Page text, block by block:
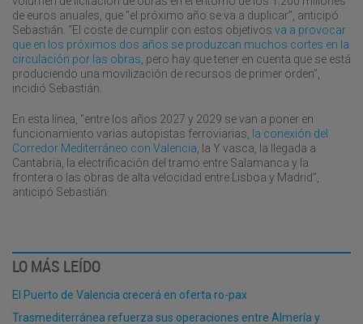
de euros anuales, que “el próximo año se va a duplicar”, anticipó
Sebastián. “El coste de cumplir con estos objetivos va a provocar
que en los próximos dos años se produzcan muchos cortes en la
circulación por las obras, pero hay que tener en cuenta que se está
produciendo una movilización de recursos de primer orden”,
incidió Sebastián.
En esta línea, “entre los años 2027 y 2029 se van a poner en
funcionamiento varias autopistas ferroviarias, la conexión del
Corredor Mediterráneo con Valencia, la Y vasca, la llegada a
Cantabria, la electrificación del tramo entre Salamanca y la
frontera o las obras de alta velocidad entre Lisboa y Madrid”,
anticipó Sebastián.
LO MÁS LEÍDO
El Puerto de Valencia crecerá en oferta ro-pax
Trasmediterránea refuerza sus operaciones entre Almería y